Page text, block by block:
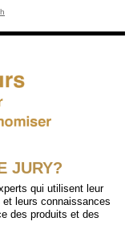
JURY?
qui utilisent leur
leurs connaissances
des produits et des